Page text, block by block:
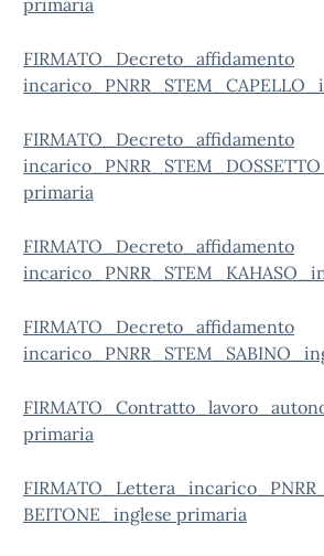
primaria
FIRMATO_Decreto_affidamento
FIRMATO_Decreto_affidamento
primaria
FIRMATO_Decreto_affidamento
FIRMATO_Decreto_affidamento
primaria
BEITONE_inglese primaria